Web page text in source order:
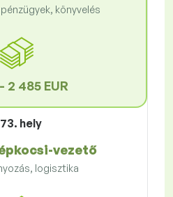
könyvelés
2 485 EUR
hely
vezető
logisztika